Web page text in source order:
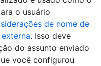
o usuário
de nome de
. Isso deve
do assunto enviado
você configurou